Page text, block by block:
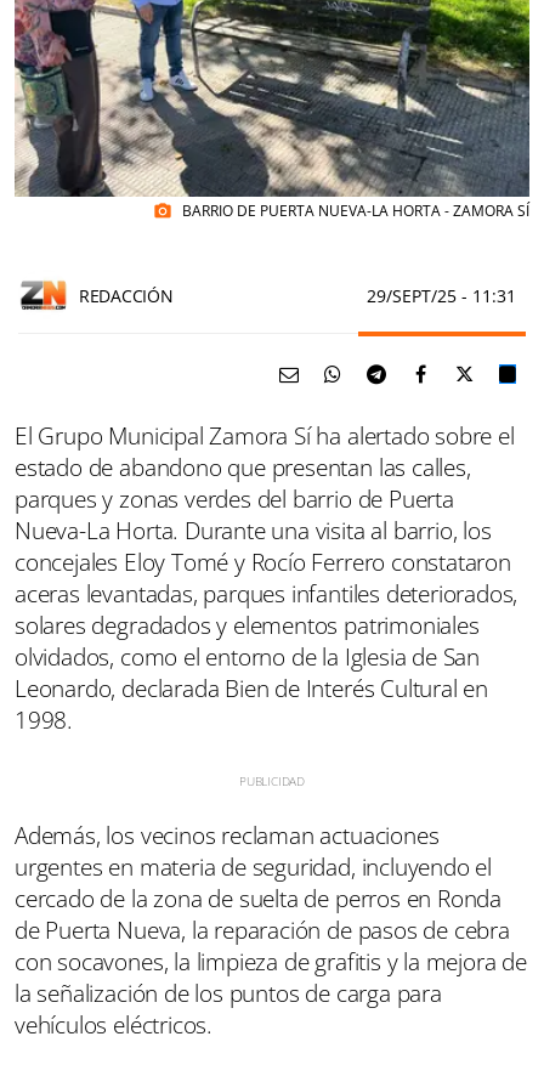
photo_camera BARRIO DE PUERTA NUEVA-LA HORTA - ZAMORA SÍ
REDACCIÓN 29/SEPT/25 - 11:31
El Grupo Municipal Zamora Sí ha alertado sobre el
estado de abandono que presentan las calles,
parques y zonas verdes del barrio de Puerta
Nueva-La Horta. Durante una visita al barrio, los
concejales Eloy Tomé y Rocío Ferrero constataron
aceras levantadas, parques infantiles deteriorados,
solares degradados y elementos patrimoniales
olvidados, como el entorno de la Iglesia de San
Leonardo, declarada Bien de Interés Cultural en
1998.
Además, los vecinos reclaman actuaciones
urgentes en materia de seguridad, incluyendo el
cercado de la zona de suelta de perros en Ronda
de Puerta Nueva, la reparación de pasos de cebra
con socavones, la limpieza de grafitis y la mejora de
la señalización de los puntos de carga para
vehículos eléctricos.